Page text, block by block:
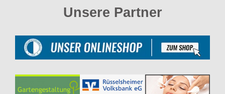
Unsere Partner